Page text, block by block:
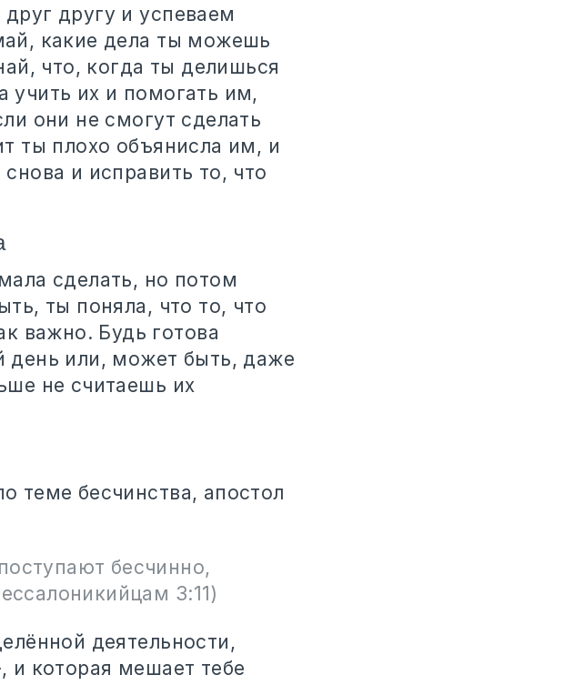
другу и успеваем
какие дела ты можешь
что, когда ты делишься
учить их и помогать им,
они не смогут сделать
ты плохо объянисла им, и
и исправить то, что
сделать, но потом
ты поняла, что то, что
важно. Будь готова
день или, может быть, даже
не считаешь их
теме бесчинства, апостол
бесчинно,
3:11)
деятельности,
и которая мешает тебе